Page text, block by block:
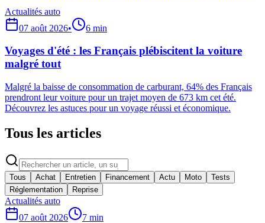
Actualités auto
07 août 2026• 6 min
Voyages d'été : les Français plébiscitent la voiture
malgré tout
Malgré la baisse de consommation de carburant, 64% des Français
prendront leur voiture pour un trajet moyen de 673 km cet été.
Découvrez les astuces pour un voyage réussi et économique.
Tous les articles
Tous Achat Entretien Financement Actu Moto
Tests
Réglementation
Reprise
Actualités auto
07 août 2026
7 min